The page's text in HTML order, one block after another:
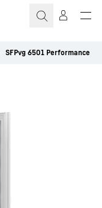
SFPvg 6501 Performance